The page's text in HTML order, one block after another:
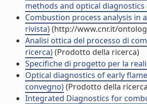
methods and optical
Combustion process analysis in
rivista)(http://www.cnr.it/
Analisi ottica del processo di
ricerca)(Prodotto della ricerca)
Specifiche di progetto per la
Optical diagnostics of early
convegno)(Prodotto della
Integrated Diagnostics for